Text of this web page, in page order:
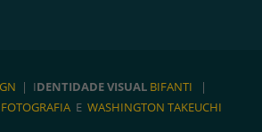
| IDENTIDADE VISUAL BIFANTI
|
E WASHINGTON TAKEUCHI